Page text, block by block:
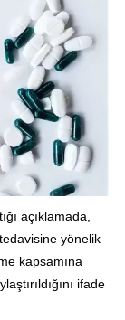
açıklamada,
yönelik
kapsamına
ifade